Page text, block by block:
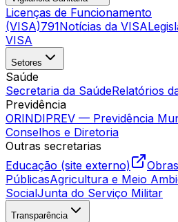
Licenças de Funcionamento
(VISA)791Notícias da VISA
VISA
Setores
Saúde
Secretaria da SaúdeRelatórios
Previdência
ORINDIPREV — Previdência
Conselhos e Diretoria
Outras secretarias
Educação (site externo)
Obras
PúblicasAgricultura e Meio
SocialJunta do Serviço Militar
Transparência